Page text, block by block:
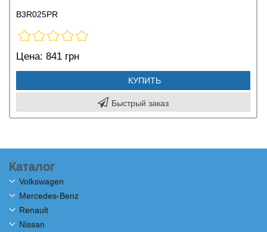
B3R025PR
Цена: 841 грн
КУПИТЬ
Быстрый заказ
Каталог
Volkswagen
Mercedes-Benz
Renault
Nissan